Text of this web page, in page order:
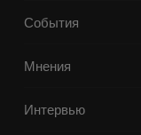
События
Мнения
Интервью